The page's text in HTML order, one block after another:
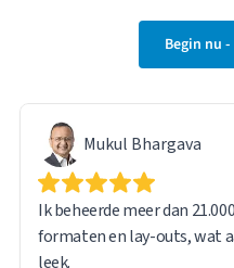
Begin nu
Mukul Bhargava
Ik beheerde meer dan
formaten en lay-outs, wat
leek.